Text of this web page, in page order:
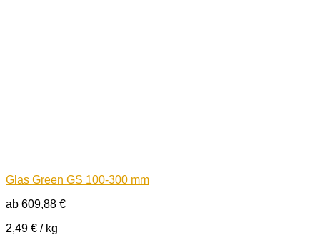
Glas Green GS 100-300 mm
ab 609,88 €
2,49 € / kg